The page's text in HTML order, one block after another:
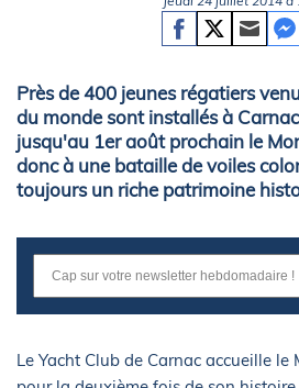
Près de 400 jeunes régatiers
du monde sont installés à
jusqu'au 1er août prochain le
donc à une bataille de voiles
toujours un riche patrimoine
Le Yacht Club de Carnac accueille le